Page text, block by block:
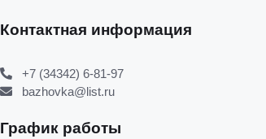
Контактная информация
+7 (34342) 6-81-97
bazhovka@list.ru
График работы